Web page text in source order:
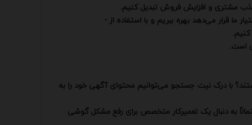
جذب مشتری و افزایش فروش تبدیل کنیم.
ما قرار می‌دهد بهره ببریم و با استفاده از -
با درک نیت جستجو می‌توانیم محتوای آگهی خود را به
به دنبال یک تعمیرکار متخصص برای رفع مشکل گوشی